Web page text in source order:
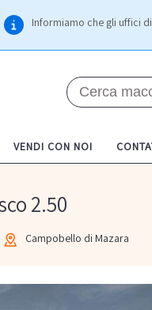
Informiamo che gli uffici
VENDI CON NOI
2.50
Campobello di Mazara